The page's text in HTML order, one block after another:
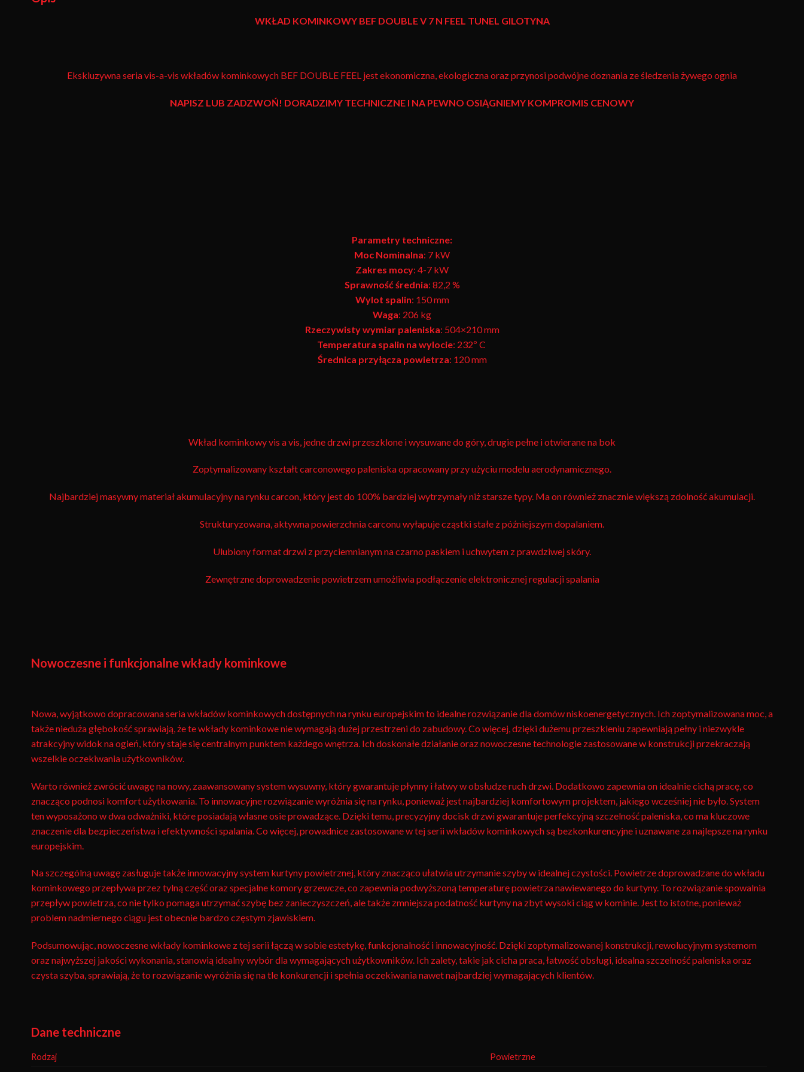
WKŁAD KOMINKOWY BEF DOUBLE V 7 N FEEL TUNEL GILOTYNA
Ekskluzywna seria vis-a-vis wkładów kominkowych BEF DOUBLE FEEL jest ekonomiczna, ekologiczna oraz przynosi podwójne doznania ze śledzenia żywego ognia
NAPISZ LUB ZADZWOŃ! DORADZIMY TECHNICZNE I NA PEWNO OSIĄGNIEMY KOMPROMIS CENOWY
Parametry techniczne:
Moc Nominalna: 7 kW
Zakres mocy: 4-7 kW
Sprawność średnia: 82,2 %
Wylot spalin: 150 mm
Waga: 206 kg
Rzeczywisty wymiar paleniska: 504×210 mm
Temperatura spalin na wylocie: 232º C
Średnica przyłącza powietrza: 120 mm
Wkład kominkowy vis a vis, jedne drzwi przeszklone i wysuwane do góry, drugie pełne i otwierane na bok
Zoptymalizowany kształt carconowego paleniska opracowany przy użyciu modelu aerodynamicznego.
Najbardziej masywny materiał akumulacyjny na rynku carcon, który jest do 100% bardziej wytrzymały niż starsze typy. Ma on również znacznie większą zdolność akumulacji.
Strukturyzowana, aktywna powierzchnia carconu wyłapuje cząstki stałe z późniejszym dopalaniem.
Ulubiony format drzwi z przyciemnianym na czarno paskiem i uchwytem z prawdziwej skóry.
Zewnętrzne doprowadzenie powietrzem umożliwia podłączenie elektronicznej regulacji spalania
Nowoczesne i funkcjonalne wkłady kominkowe
Nowa, wyjątkowo dopracowana seria wkładów kominkowych dostępnych na rynku europejskim to idealne rozwiązanie dla domów niskoenergetycznych. Ich zoptymalizowana moc, a
także nieduża głębokość sprawiają, że te wkłady kominkowe nie wymagają dużej przestrzeni do zabudowy. Co więcej, dzięki dużemu przeszkleniu zapewniają pełny i niezwykle
atrakcyjny widok na ogień, który staje się centralnym punktem każdego wnętrza. Ich doskonałe działanie oraz nowoczesne technologie zastosowane w konstrukcji przekraczają
wszelkie oczekiwania użytkowników.
Warto również zwrócić uwagę na nowy, zaawansowany system wysuwny, który gwarantuje płynny i łatwy w obsłudze ruch drzwi. Dodatkowo zapewnia on idealnie cichą pracę, co
znacząco podnosi komfort użytkowania. To innowacyjne rozwiązanie wyróżnia się na rynku, ponieważ jest najbardziej komfortowym projektem, jakiego wcześniej nie było. System
ten wyposażono w dwa odważniki, które posiadają własne osie prowadzące. Dzięki temu, precyzyjny docisk drzwi gwarantuje perfekcyjną szczelność paleniska, co ma kluczowe
znaczenie dla bezpieczeństwa i efektywności spalania. Co więcej, prowadnice zastosowane w tej serii wkładów kominkowych są bezkonkurencyjne i uznawane za najlepsze na rynku
europejskim.
Na szczególną uwagę zasługuje także innowacyjny system kurtyny powietrznej, który znacząco ułatwia utrzymanie szyby w idealnej czystości. Powietrze doprowadzane do wkładu
kominkowego przepływa przez tylną część oraz specjalne komory grzewcze, co zapewnia podwyższoną temperaturę powietrza nawiewanego do kurtyny. To rozwiązanie spowalnia
przepływ powietrza, co nie tylko pomaga utrzymać szybę bez zanieczyszczeń, ale także zmniejsza podatność kurtyny na zbyt wysoki ciąg w kominie. Jest to istotne, ponieważ
problem nadmiernego ciągu jest obecnie bardzo częstym zjawiskiem.
Podsumowując, nowoczesne wkłady kominkowe z tej serii łączą w sobie estetykę, funkcjonalność i innowacyjność. Dzięki zoptymalizowanej konstrukcji, rewolucyjnym systemom
oraz najwyższej jakości wykonania, stanowią idealny wybór dla wymagających użytkowników. Ich zalety, takie jak cicha praca, łatwość obsługi, idealna szczelność paleniska oraz
czysta szyba, sprawiają, że to rozwiązanie wyróżnia się na tle konkurencji i spełnia oczekiwania nawet najbardziej wymagających klientów.
Dane techniczne
Rodzaj
Powietrzne